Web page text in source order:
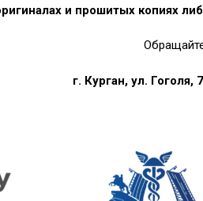
и прошитых копиях
г. Курган, ул.